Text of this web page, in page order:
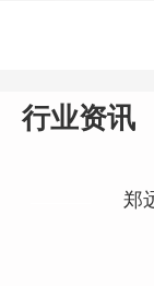
行业资讯